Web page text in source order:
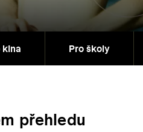
kina Pro školy
přehledu